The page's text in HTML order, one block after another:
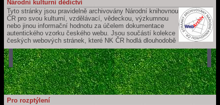
Národní kulturní dědictví
Tyto stránky jsou pravidelně archivovány Národní knihovnou
ČR pro svou kulturní, vzdělávací, vědeckou, výzkumnou
nebo jinou informační hodnotu za účelem dokumentace
autentického vzorku českého webu. Jsou součástí kolekce
českých webových stránek, které NK ČR hodlá dlouhodobě
uchovávat a zpřístupňovat pro budoucí generace. Jejich záznam je
součástí České národní bibliografie a katalogu NK ČR.
Pro rozptýlení